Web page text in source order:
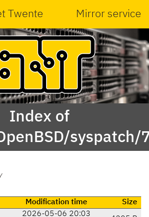
Twente Mirror service
Index of
syspatch/
Modification time Size
2026-05-06 20:03